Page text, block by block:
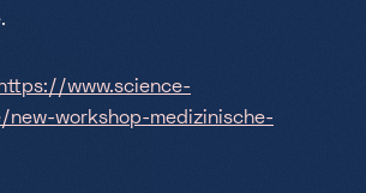
https://www.science-
workshop-medizinische-